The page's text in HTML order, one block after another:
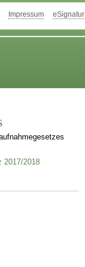
Impressum eSignatur
2017/2018